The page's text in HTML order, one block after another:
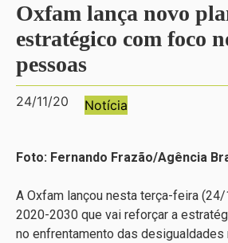
Oxfam lança novo
estratégico com foco
pessoas
24/11/20 Notícia
Foto: Fernando Frazão/Agência
A Oxfam lançou nesta terça-feira
2020-2030 que vai reforçar a
no enfrentamento das desigualdades